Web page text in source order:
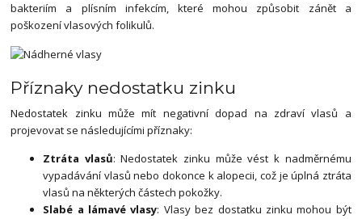
bakteriím a plísním infekcím, které mohou způsobit zánět a
poškození vlasových folikulů.
Příznaky nedostatku zinku
Nedostatek zinku může mít negativní dopad na zdraví vlasů a
projevovat se následujícími příznaky:
Ztráta vlasů: Nedostatek zinku může vést k nadměrnému
vypadávání vlasů nebo dokonce k alopecii, což je úplná ztráta
vlasů na některých částech pokožky.
Slabé a lámavé vlasy: Vlasy bez dostatku zinku mohou být